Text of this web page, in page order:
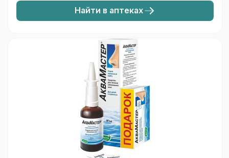
Найти в аптеках